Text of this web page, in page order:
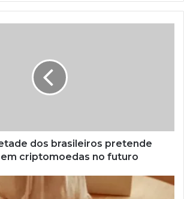
dos brasileiros pretende
criptomoedas no futuro